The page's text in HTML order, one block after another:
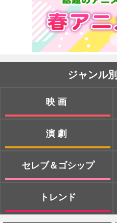
ジャンル
映画
演劇
セレブ＆ゴシップ
トレンド